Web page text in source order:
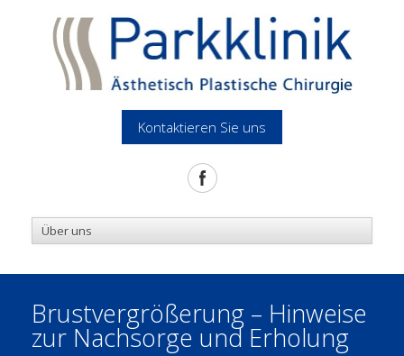
Kontaktieren Sie uns
Brustvergrößerung – Hinweise
zur Nachsorge und Erholung